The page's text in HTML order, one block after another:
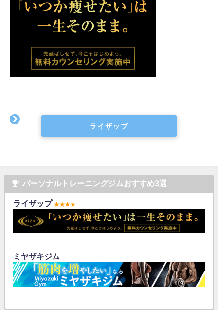
ライザップ
パーソナルトレーニングジムおすすめ3選
ライザップ ★★★★
ミヤザキジム